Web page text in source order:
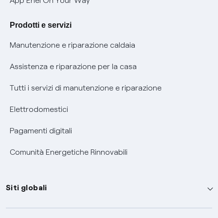
Informativa RAEE
Prodotti e servizi
Manutenzione e riparazione caldaia
Assistenza e riparazione per la casa
Tutti i servizi di manutenzione e riparazione
Elettrodomestici
Pagamenti digitali
Comunità Energetiche Rinnovabili
Siti globali